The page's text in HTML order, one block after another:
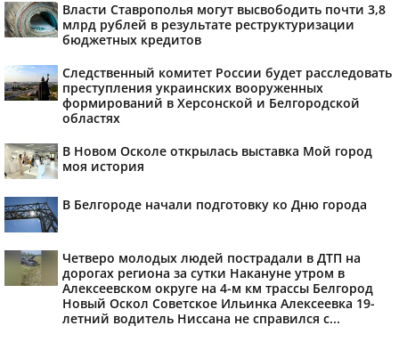
Власти Ставрополья могут высвободить почти 3,8
млрд рублей в результате реструктуризации
бюджетных кредитов
Следственный комитет России будет расследовать
преступления украинских вооруженных
формирований в Херсонской и Белгородской
областях
В Новом Осколе открылась выставка Мой город
моя история
В Белгороде начали подготовку ко Дню города
Четверо молодых людей пострадали в ДТП на
дорогах региона за сутки Накануне утром в
Алексеевском округе на 4-м км трассы Белгород
Новый Оскол Советское Ильинка Алексеевка 19-
летний водитель Ниссана не справился с...